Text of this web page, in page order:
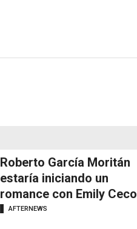
Roberto García Moritán
estaría iniciando un
romance con Emily Ceco
AFTERNEWS